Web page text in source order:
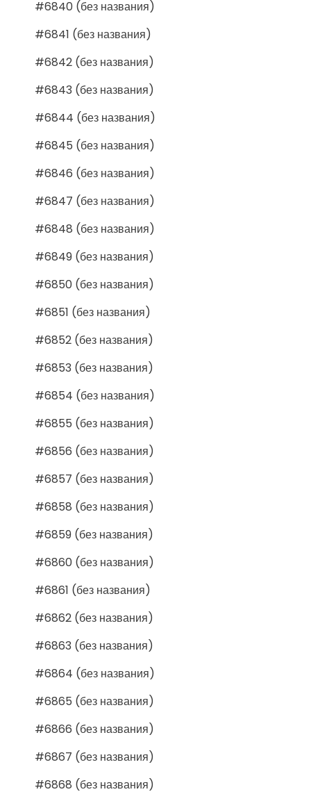
#6840 (без названия)
#6841 (без названия)
#6842 (без названия)
#6843 (без названия)
#6844 (без названия)
#6845 (без названия)
#6846 (без названия)
#6847 (без названия)
#6848 (без названия)
#6849 (без названия)
#6850 (без названия)
#6851 (без названия)
#6852 (без названия)
#6853 (без названия)
#6854 (без названия)
#6855 (без названия)
#6856 (без названия)
#6857 (без названия)
#6858 (без названия)
#6859 (без названия)
#6860 (без названия)
#6861 (без названия)
#6862 (без названия)
#6863 (без названия)
#6864 (без названия)
#6865 (без названия)
#6866 (без названия)
#6867 (без названия)
#6868 (без названия)